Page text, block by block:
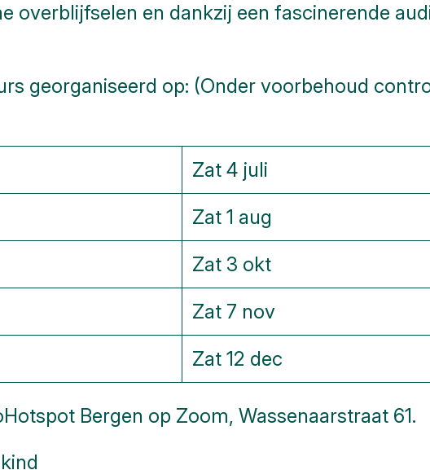
overblijfselen en dankzij een fascinerende
georganiseerd op: (Onder voorbehoud
Zat 4 juli
Zat 1 aug
Zat 3 okt
Zat 7 nov
Zat 12 dec
Bergen op Zoom, Wassenaarstraat 61.